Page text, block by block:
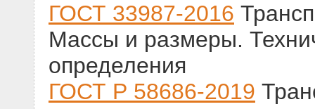
ГОСТ 33987-2016
Массы и размеры.
определения
ГОСТ Р 58686-2019